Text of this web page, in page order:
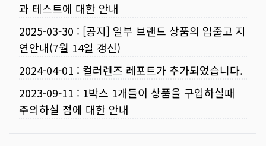
과 테스트에 대한 안내
2025-03-30 : [공지] 일부 브랜드 상품의 입출고 지
연안내(7월 14일 갱신)
2024-04-01 : 컬러렌즈 레포트가 추가되었습니다.
2023-09-11 : 1박스 1개들이 상품을 구입하실때
주의하실 점에 대한 안내